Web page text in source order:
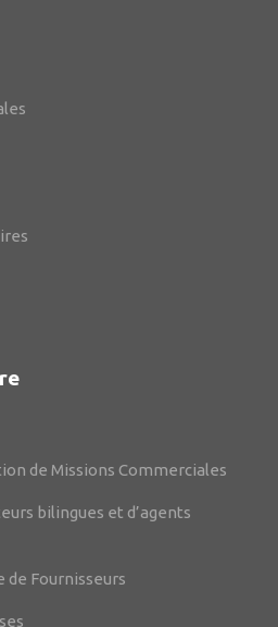
de Missions Commerciales
bilingues et d’agents
de Fournisseurs